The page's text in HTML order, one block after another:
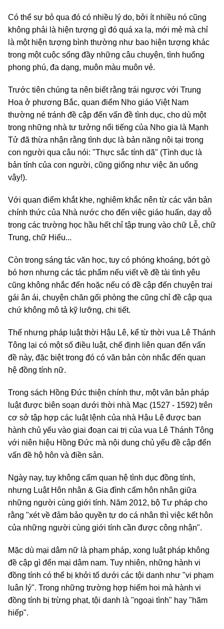
Có thể sự bỏ qua đó có nhiều lý do, bởi ít nhiều nó cũng
không phải là hiện tượng gì đó quá xa lạ, mới mẻ mà chỉ
là một hiện tượng bình thường như bao hiện tượng khác
trong một cuộc sống đầy những câu chuyện, tình huống
phong phú, đa dạng, muôn màu muôn vẻ.
Trước tiên chúng ta nên biết rằng trái ngược với Trung
Hoa ở phương Bắc, quan điểm Nho giáo Việt Nam
thường né tránh đề cập đến vấn đề tình dục, cho dù một
trong những nhà tư tưởng nổi tiếng của Nho gia là Mạnh
Tử đã thừa nhận rằng tình dục là bản năng nội tại trong
con người qua câu nói: "Thực sắc tính dã" (Tình dục là
bản tính của con người, cũng giống như việc ăn uống
vậy!).
Với quan điểm khắt khe, nghiêm khắc nên từ các văn bản
chính thức của Nhà nước cho đến việc giáo huấn, dạy dỗ
trong các trường học hầu hết chỉ tập trung vào chữ Lễ, chữ
Trung, chữ Hiếu...
Còn trong sáng tác văn học, tuy có phóng khoáng, bớt gò
bó hơn nhưng các tác phẩm nếu viết về đề tài tình yêu
cũng không nhắc đến hoặc nếu có đề cập đến chuyện trai
gái ân ái, chuyện chăn gối phòng the cũng chỉ đề cập qua
chứ không mô tả kỹ lưỡng, chi tiết.
Thế nhưng pháp luật thời Hậu Lê, kể từ thời vua Lê Thánh
Tông lại có một số điều luật, chế định liên quan đến vấn
đề này, đặc biệt trong đó có văn bản còn nhắc đến quan
hệ đồng tính nữ.
Trong sách Hồng Đức thiện chính thư, một văn bản pháp
luật được biên soạn dưới thời nhà Mạc (1527 - 1592) trên
cơ sở tập hợp các luật lệnh của nhà Hậu Lê được ban
hành chủ yếu vào giai đoạn cai trị của vua Lê Thánh Tông
với niên hiệu Hồng Đức mà nội dung chủ yếu đề cập đến
vấn đề hộ hôn và điền sản.
Ngày nay, tuy không cấm quan hệ tình dục đồng tính,
nhưng Luật Hôn nhân & Gia đình cấm hôn nhân giữa
những người cùng giới tính. Năm 2012, bộ Tư pháp cho
rằng "xét về đảm bảo quyền tự do cá nhân thì việc kết hôn
của những người cùng giới tính cần được công nhận".
Mặc dù mại dâm nữ là phạm pháp, xong luật pháp không
đề cập gì đến mại dâm nam. Tuy nhiên, những hành vi
đồng tính có thể bị khởi tố dưới các tội danh như "vi phạm
luân lý". Trong những trường hợp hiếm hoi mà hành vi
đồng tính bị trừng phạt, tội danh là "ngoại tình" hay "hãm
hiếp".